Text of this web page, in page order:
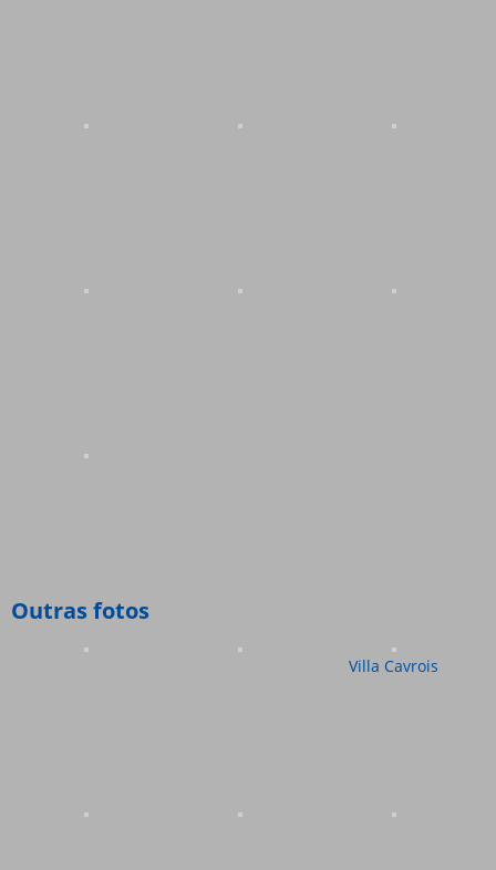
Outras fotos
Villa Cavrois